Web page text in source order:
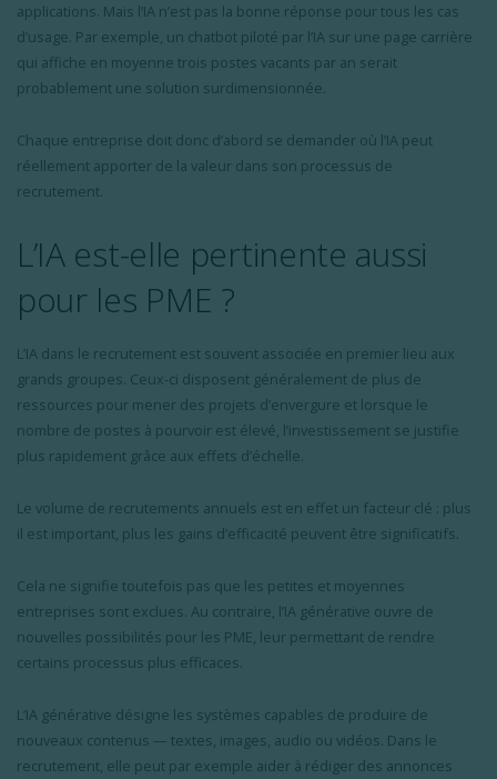
applications. Mais l’IA n’est pas la bonne réponse pour tous les cas
d’usage. Par exemple, un chatbot piloté par l’IA sur une page carrière
qui affiche en moyenne trois postes vacants par an serait
probablement une solution surdimensionnée.
Chaque entreprise doit donc d’abord se demander où l’IA peut
réellement apporter de la valeur dans son processus de
recrutement.
L’IA est-elle pertinente aussi
pour les PME ?
L’IA dans le recrutement est souvent associée en premier lieu aux
grands groupes. Ceux-ci disposent généralement de plus de
ressources pour mener des projets d’envergure et lorsque le
nombre de postes à pourvoir est élevé, l’investissement se justifie
plus rapidement grâce aux effets d’échelle.
Le volume de recrutements annuels est en effet un facteur clé : plus
il est important, plus les gains d’efficacité peuvent être significatifs.
Cela ne signifie toutefois pas que les petites et moyennes
entreprises sont exclues. Au contraire, l’IA générative ouvre de
nouvelles possibilités pour les PME, leur permettant de rendre
certains processus plus efficaces.
L’IA générative désigne les systèmes capables de produire de
nouveaux contenus — textes, images, audio ou vidéos. Dans le
recrutement, elle peut par exemple aider à rédiger des annonces